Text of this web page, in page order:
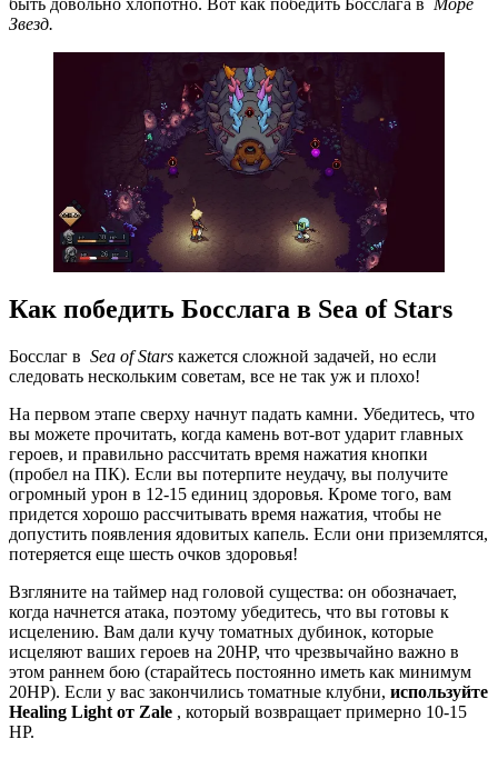
быть довольно хлопотно. Вот как победить Босслага в Море
Звезд.
Как победить Босслага в Sea of ​​Stars
Босслаг в Sea of ​​Stars кажется сложной задачей, но если
следовать нескольким советам, все не так уж и плохо!
На первом этапе сверху начнут падать камни. Убедитесь, что
вы можете прочитать, когда камень вот-вот ударит главных
героев, и правильно рассчитать время нажатия кнопки
(пробел на ПК). Если вы потерпите неудачу, вы получите
огромный урон в 12-15 единиц здоровья. Кроме того, вам
придется хорошо рассчитывать время нажатия, чтобы не
допустить появления ядовитых капель. Если они приземлятся,
потеряется еще шесть очков здоровья!
Взгляните на таймер над головой существа: он обозначает,
когда начнется атака, поэтому убедитесь, что вы готовы к
исцелению. Вам дали кучу томатных дубинок, которые
исцеляют ваших героев на 20HP, что чрезвычайно важно в
этом раннем бою (старайтесь постоянно иметь как минимум
20HP). Если у вас закончились томатные клубни, используйте
Healing Light от Zale , который возвращает примерно 10-15
HP.